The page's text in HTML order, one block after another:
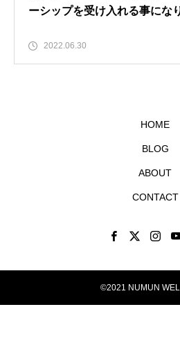
ーシップを受け入れる事にな
2022.06.30
HOME
BLOG
ABOUT
CONTACT
©2021 NUMUN